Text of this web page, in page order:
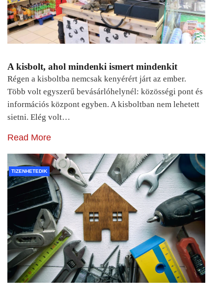
A kisbolt, ahol mindenki ismert mindenkit
Régen a kisboltba nemcsak kenyérért járt az ember.
Több volt egyszerű bevásárlóhelynél: közösségi pont és
információs központ egyben. A kisboltban nem lehetett
sietni. Elég volt…
Read More
TIZENHETEDIK